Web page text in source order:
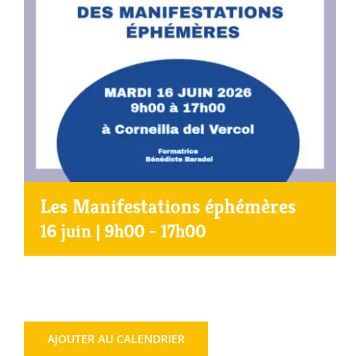
Municipales 2026
Les Manifestations éphémères
16 juin | 9h00 - 17h00
AJOUTER AU CALENDRIER